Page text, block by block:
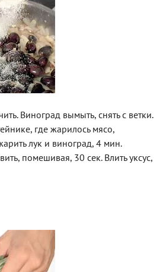
Виноград вымыть, снять с ветки.
где жарилось мясо,
лук и виноград, 4 мин.
помешивая, 30 сек. Влить уксус,